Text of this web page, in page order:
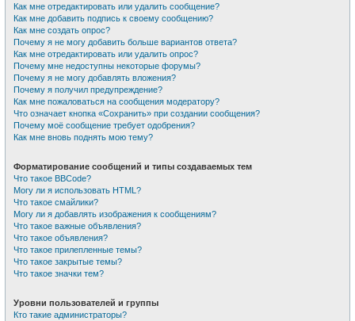
Как мне отредактировать или удалить сообщение?
Как мне добавить подпись к своему сообщению?
Как мне создать опрос?
Почему я не могу добавить больше вариантов ответа?
Как мне отредактировать или удалить опрос?
Почему мне недоступны некоторые форумы?
Почему я не могу добавлять вложения?
Почему я получил предупреждение?
Как мне пожаловаться на сообщения модератору?
Что означает кнопка «Сохранить» при создании сообщения?
Почему моё сообщение требует одобрения?
Как мне вновь поднять мою тему?
Форматирование сообщений и типы создаваемых тем
Что такое BBCode?
Могу ли я использовать HTML?
Что такое смайлики?
Могу ли я добавлять изображения к сообщениям?
Что такое важные объявления?
Что такое объявления?
Что такое прилепленные темы?
Что такое закрытые темы?
Что такое значки тем?
Уровни пользователей и группы
Кто такие администраторы?